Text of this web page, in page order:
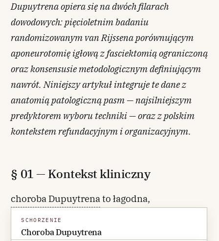
Dupuytrena opiera się na dwóch filarach
dowodowych: pięcioletnim badaniu
randomizowanym van Rijssena porównującym
aponeurotomię igłową z fasciektomią ograniczoną
oraz konsensusie metodologicznym definiującym
nawrót. Niniejszy artykuł integruje te dane z
anatomią patologiczną pasm — najsilniejszym
predyktorem wyboru techniki — oraz z polskim
kontekstem refundacyjnym i organizacyjnym.
§ 01 — Kontekst kliniczny
choroba Dupuytrena
SCHORZENIE
Choroba Dupuytrena
to łagodna,
fibroproliferacyjna choroba
rozcięgna dłoniowego